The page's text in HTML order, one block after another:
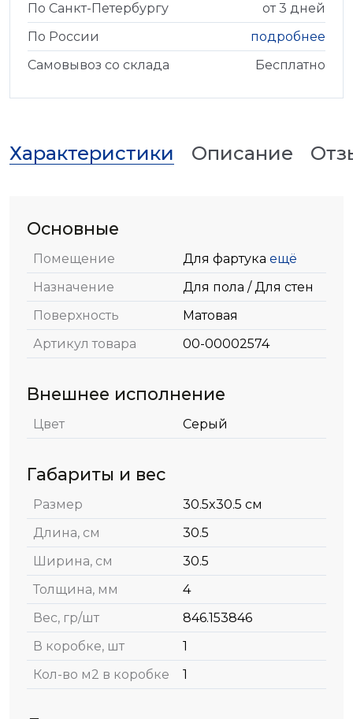
По Санкт-Петербургу
от 3 дней
По России
подробнее
Самовывоз со склада
Бесплатно
Характеристики Описание
Основные
Помещение Для фартука ещё
Назначение
Для пола / Для стен
Поверхность
Матовая
Артикул товара
00-00002574
Внешнее исполнение
Цвет Серый
Габариты и вес
Размер
30.5x30.5 см
Длина, см
30.5
Ширина, см
30.5
Толщина, мм
4
Вес, гр/шт
846.153846
В коробке, шт
1
Кол-во м2 в коробке
1